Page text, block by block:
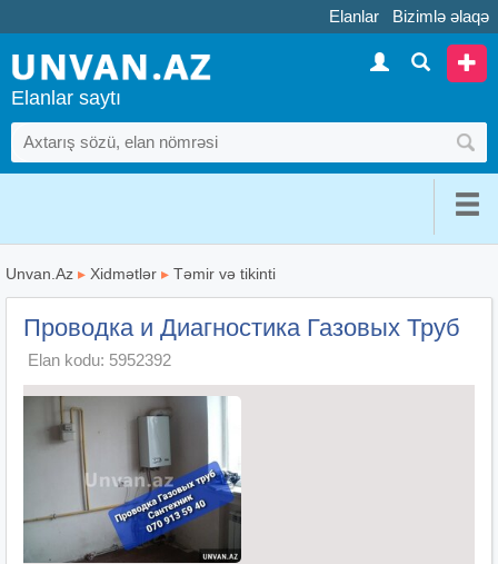
Elanlar Bizimlə əlaqə
Elanlar saytı
Unvan.Az ▸ Xidmətlər ▸ Təmir və tikinti
Проводка и Диагностика Газовых Труб
Elan kodu: 5952392